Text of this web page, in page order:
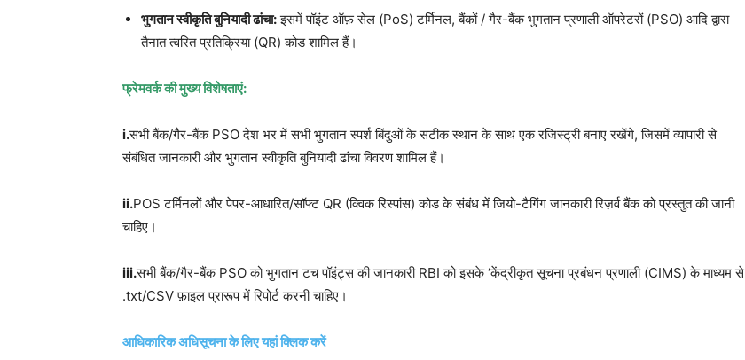
भुगतान स्वीकृति बुनियादी ढांचा:इसमें पॉइंट ऑफ़ सेल (PoS) टर्मिनल, बैंकों / गैर-बैंक भुगतान प्रणाली ऑपरेटरों (PSO) आदि द्वारा
तैनात त्वरित प्रतिक्रिया (QR) कोड शामिल हैं।
फ्रेमवर्क की मुख्य विशेषताएं:
i.सभी बैंक/गैर-बैंक PSO देश भर में सभी भुगतान स्पर्श बिंदुओं के सटीक स्थान के साथ एक रजिस्ट्री बनाए रखेंगे, जिसमें व्यापारी से
संबंधित जानकारी और भुगतान स्वीकृति बुनियादी ढांचा विवरण शामिल हैं।
ii.POS टर्मिनलों और पेपर-आधारित/सॉफ्ट QR (क्विक रिस्पांस) कोड के संबंध में जियो-टैगिंग जानकारी रिज़र्व बैंक को प्रस्तुत की जानी
चाहिए।
iii.सभी बैंक/गैर-बैंक PSO को भुगतान टच पॉइंट्स की जानकारी RBI को इसके ‘केंद्रीकृत सूचना प्रबंधन प्रणाली (CIMS) के माध्यम से
.txt/CSV फ़ाइल प्रारूप में रिपोर्ट करनी चाहिए।
आधिकारिक अधिसूचना के लिए यहां क्लिक करें